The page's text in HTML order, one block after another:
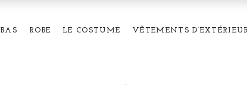
BAS ROBE LE COSTUME VÊTEMENTS